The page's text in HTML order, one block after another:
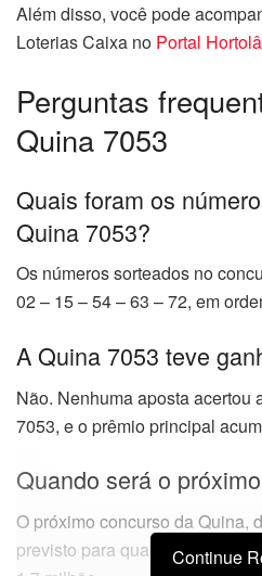
Além disso, você pode
Loterias Caixa no Portal
Perguntas
Quina 7053
Quais foram os
Quina 7053?
Os números sorteados no
02 – 15 – 54 – 63 – 72, em
A Quina 7053 teve
Não. Nenhuma aposta acertou
7053, e o prêmio principal
Quando será o
O próximo concurso da Quina,
previsto para quarta-feira (1),
Continue